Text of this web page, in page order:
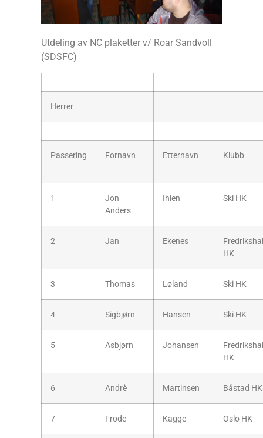
Utdeling av NC plaketter v/ Roar Sandvoll
(SDSFC)
Herrer
Passering Fornavn Etternavn Klubb
1
Jon
Anders
Ihlen Ski HK
2 Jan Ekenes
HK
3 Thomas Løland Ski HK
4 Sigbjørn Hansen Ski HK
5 Asbjørn Johansen
HK
6 Andrè Martinsen Båstad HK
7 Frode Kagge Oslo HK